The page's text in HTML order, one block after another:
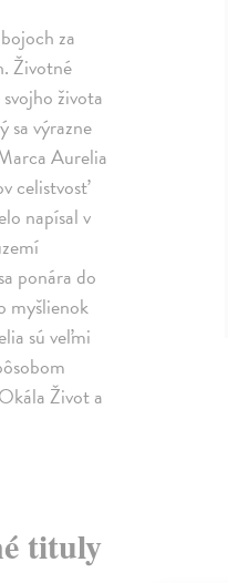
za
Životné
života
sa výrazne
Aurelia
celistvosť
napísal v
ponára do
myšlienok
sú veľmi
Život a
tituly